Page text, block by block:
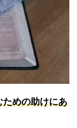
めの助けにあ